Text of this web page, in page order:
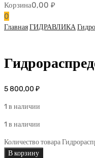
Корзина0,00 ₽
0
ГлавнаяГИДРАВЛИКА
5 800,00 ₽
1 в наличии
1 в наличии
Количество товара
В корзину